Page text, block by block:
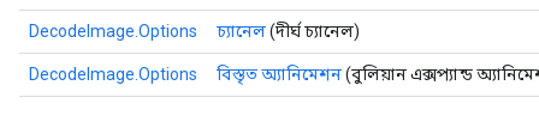
DecodeImage.Options চ্যানেল(দীর্ঘ চ্যানেল)
DecodeImage.Options বিস্তৃত অ্যানিমেশন(বুলিয়ান এক্সপ্যান্ড